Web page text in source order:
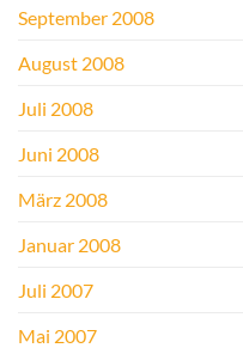
September 2008
August 2008
Juli 2008
Juni 2008
März 2008
Januar 2008
Juli 2007
Mai 2007